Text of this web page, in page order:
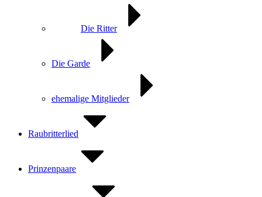
Die Ritter
Die Garde
ehemalige Mitglieder
Raubritterlied
Prinzenpaare